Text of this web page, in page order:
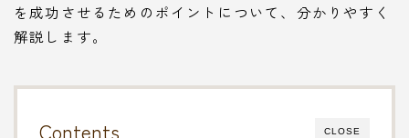
を成功させるためのポイントについて、分かりやすく
解説します。
CLOSE
Contents